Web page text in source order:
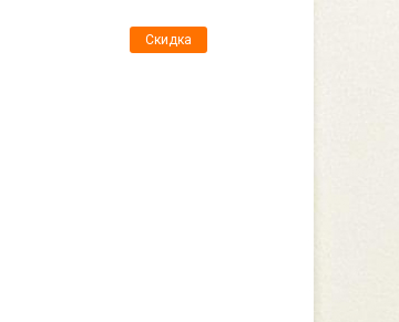
Скидка